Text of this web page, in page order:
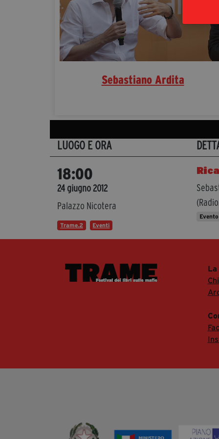
Sebastiano Ardita
LUOGO E ORA
18:00
24 giugno 2012
Palazzo Nicotera
Trame.2 Eventi
Evento
La